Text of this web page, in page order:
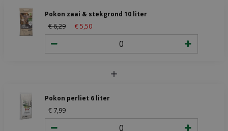
Pokon zaai & stekgrond 10 liter
€6,29 €5 50
Pokon perliet 6 liter
€ 7 99